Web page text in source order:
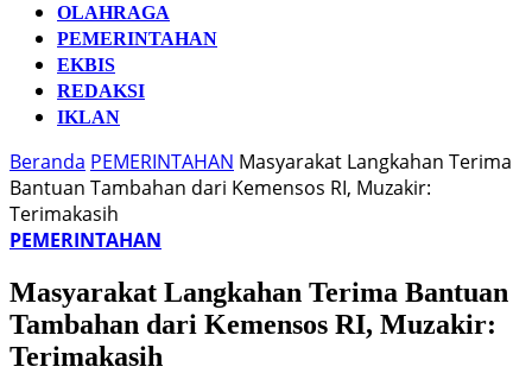
OLAHRAGA
PEMERINTAHAN
EKBIS
REDAKSI
IKLAN
Beranda PEMERINTAHAN Masyarakat Langkahan Terima
Bantuan Tambahan dari Kemensos RI, Muzakir:
Terimakasih
PEMERINTAHAN
Masyarakat Langkahan Terima Bantuan
Tambahan dari Kemensos RI, Muzakir:
Terimakasih